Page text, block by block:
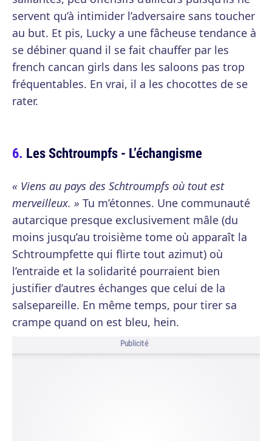
servent qu’à intimider l’adversaire sans toucher
au but. Et pis, Lucky a une fâcheuse tendance à
se débiner quand il se fait chauffer par les
french cancan girls dans les saloons pas trop
fréquentables. En vrai, il a les chocottes de se
rater.
Les Schtroumpfs - L’échangisme
« Viens au pays des Schtroumpfs où tout est
merveilleux. » Tu m’étonnes. Une communauté
autarcique presque exclusivement mâle (du
moins jusqu’au troisième tome où apparaît la
Schtroumpfette qui flirte tout azimut) où
l’entraide et la solidarité pourraient bien
justifier d’autres échanges que celui de la
salsepareille. En même temps, pour tirer sa
crampe quand on est bleu, hein.
Publicité